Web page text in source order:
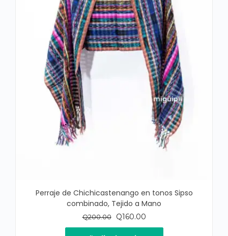
Perraje de Chichicastenango en tonos Sipso
combinado, Tejido a Mano
Q200.00
El
precio
Q160.00El
precio